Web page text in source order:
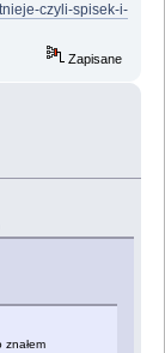
czyli-spisek-i-
Zapisane
znałem